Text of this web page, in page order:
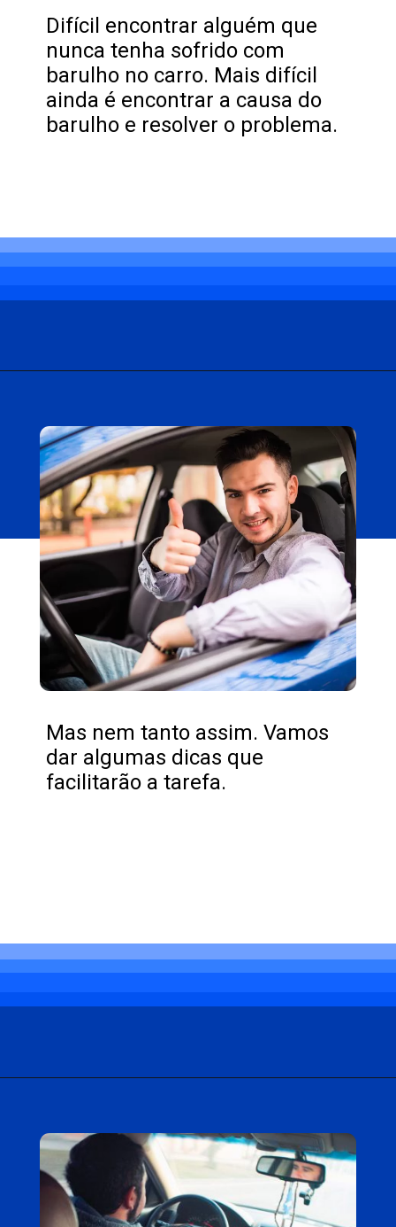
Difícil encontrar alguém que
nunca tenha sofrido com
barulho no carro. Mais difícil
ainda é encontrar a causa do
barulho e resolver o problema.
Mas nem tanto assim. Vamos
dar algumas dicas que
facilitarão a tarefa.